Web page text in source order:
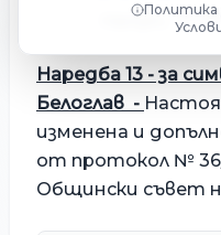
Наредби
23
Наредба 13 - за
Белоглав -
изменена и
от протокол № 36/
Общински съвет
Политика